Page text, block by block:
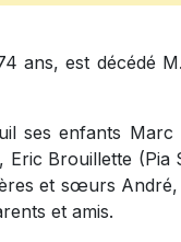
ans, est décédé
ses enfants
Eric Brouillette
et sœurs
et amis.